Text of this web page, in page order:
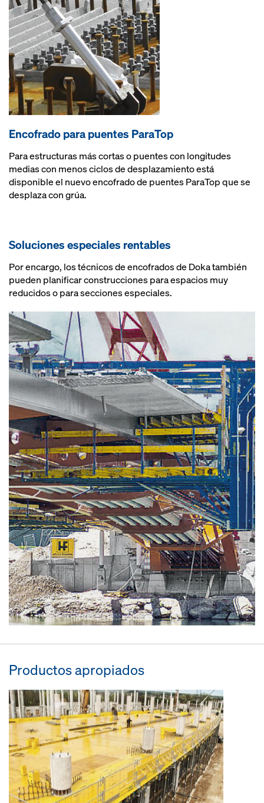
Encofrado para puentes ParaTop
Para estructuras más cortas o puentes con longitudes
medias con menos ciclos de desplazamiento está
disponible el nuevo encofrado de puentes ParaTop que se
desplaza con grúa.
Soluciones especiales rentables
Por encargo, los técnicos de encofrados de Doka también
pueden planificar construcciones para espacios muy
reducidos o para secciones especiales.
Productos apropiados